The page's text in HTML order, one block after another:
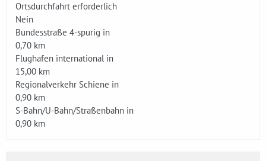
Ortsdurchfahrt erforderlich
Nein
Bundesstraße 4-spurig in
0,70 km
Flughafen international in
15,00 km
Regionalverkehr Schiene in
0,90 km
S-Bahn/U-Bahn/Straßenbahn in
0,90 km